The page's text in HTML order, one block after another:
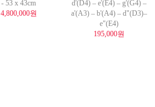
- 53 x 43cm
4,800,000원
d'(D4) – e'(E4) – g'(G4) –
a'(A3) – b'(A4) – d"(D3)–
e"(E4)
195,000원